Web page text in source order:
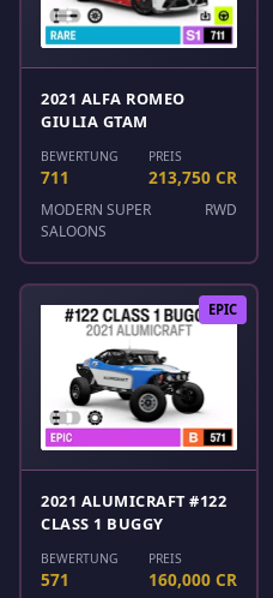
2021 ALFA ROMEO
GIULIA GTAM
BEWERTUNG
711
PREIS
213,750 CR
MODERN SUPER
SALOONS
RWD
EPIC
2021 ALUMICRAFT #122
CLASS 1 BUGGY
BEWERTUNG
571
PREIS
160,000 CR